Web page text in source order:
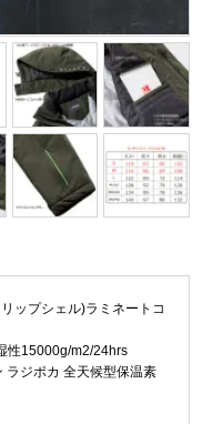
ップシェル)ラミネートコ
性15000g/m2/24hrs
ジポカ 全天候型保温素